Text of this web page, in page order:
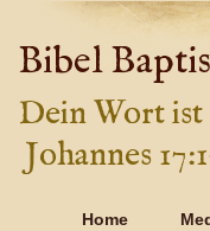
Bibel
Dein Wort
Johannes
Home